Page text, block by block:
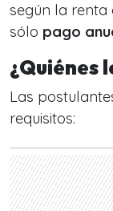
según la renta
sólo pago
¿Quiénes
Las
requisitos: